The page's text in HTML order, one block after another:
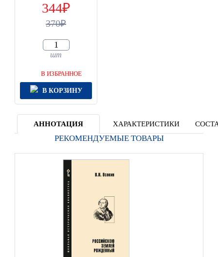
344
370
шт
В ИЗБРАННОЕ
В КОРЗИНУ
АННОТАЦИЯ ХАРАКТЕРИСТИКИ
РЕКОМЕНДУЕМЫЕ ТОВАРЫ